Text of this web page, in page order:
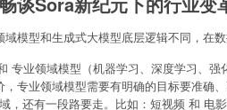
模型和生成式大模型底层逻辑不同，在
专业领域模型（机器学习、深度学习、
，专业领域模型需要有明确的目标要准确
，还有一段路要走。比如：短视频 和 电影